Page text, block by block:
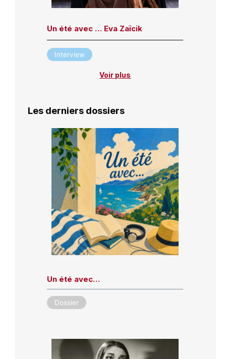
Un été avec … Eva Zaïcik
Interview
Voir plus
Les derniers dossiers
Un été avec…
Dossier